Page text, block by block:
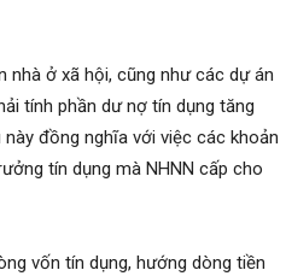
nhà ở xã hội, cũng như các dự án
tính phần dư nợ tín dụng tăng
đồng nghĩa với việc các khoản
tín dụng mà NHNN cấp cho
vốn tín dụng, hướng dòng tiền